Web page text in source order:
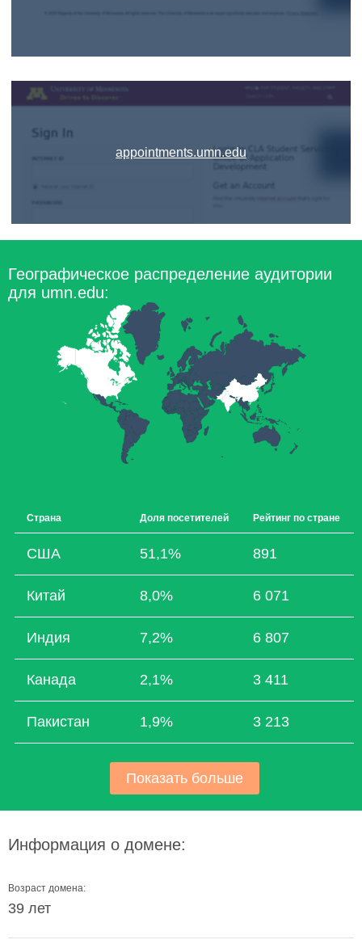
appointments.umn.edu
Географическое распределение аудитории
для umn.edu:
Страна Доля посетителей Рейтинг по стране
США 51,1% 891
Китай 8,0% 6 071
Индия 7,2% 6 807
Канада 2,1% 3 411
Пакистан 1,9% 3 213
Показать больше
Информация о домене:
Возраст домена:
39 лет